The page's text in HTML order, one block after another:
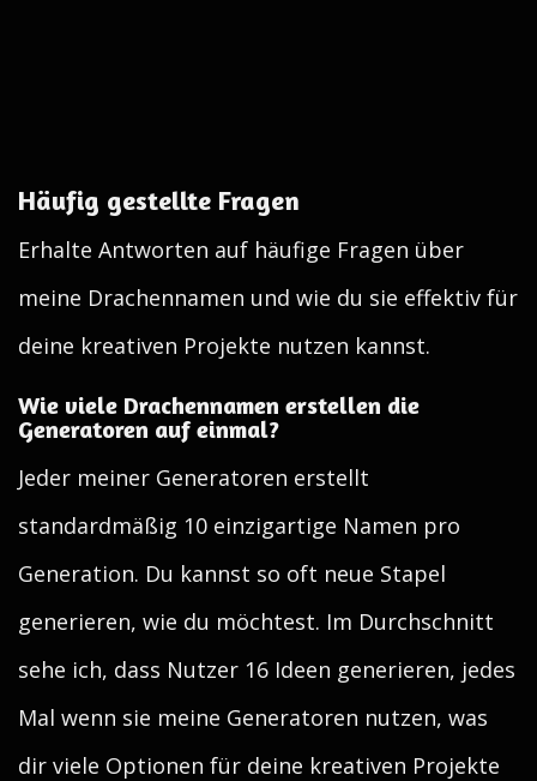
Häufig gestellte Fragen
Erhalte Antworten auf häufige Fragen über
meine Drachennamen und wie du sie effektiv für
deine kreativen Projekte nutzen kannst.
Wie viele Drachennamen erstellen die
Generatoren auf einmal?
Jeder meiner Generatoren erstellt
standardmäßig 10 einzigartige Namen pro
Generation. Du kannst so oft neue Stapel
generieren, wie du möchtest. Im Durchschnitt
sehe ich, dass Nutzer 16 Ideen generieren, jedes
Mal wenn sie meine Generatoren nutzen, was
dir viele Optionen für deine kreativen Projekte